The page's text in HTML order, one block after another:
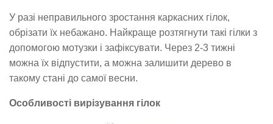
У разі неправильного зростання каркасних гілок,
обрізати їх небажано. Найкраще розтягнути такі гілки з
допомогою мотузки і зафіксувати. Через 2-3 тижні
можна їх відпустити, а можна залишити дерево в
такому стані до самої весни.
Особливості вирізування гілок